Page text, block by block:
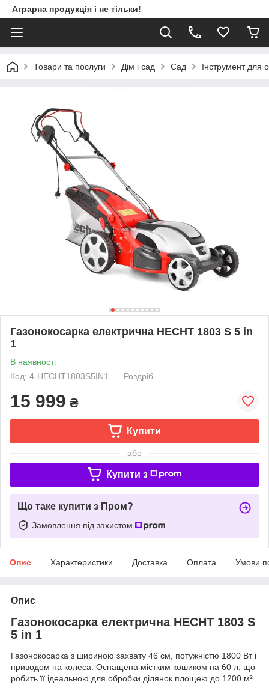
Аграрна продукція і не тільки!
Товари та послуги Дім і сад Сад Інструмент для
Газонокосарка електрична HECHT 1803 S 5 in
1
В наявності
Код: 4-HECHT1803S5IN1
Роздріб
15 999 ₴
Купити
або
Купити з
Що таке купити з Пром?
Замовлення під захистом
Опис Характеристики Доставка Оплата Умови
Опис
Газонокосарка електрична HECHT 1803 S
5 in 1
Газонокосарка з шириною захвату 46 см, потужністю 1800 Вт і
приводом на колеса. Оснащена містким кошиком на 60 л, що
робить її ідеальною для обробки ділянок площею до 1200 м².